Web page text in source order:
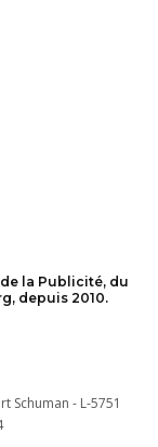
la Publicité, du
depuis 2010.
Schuman - L-5751